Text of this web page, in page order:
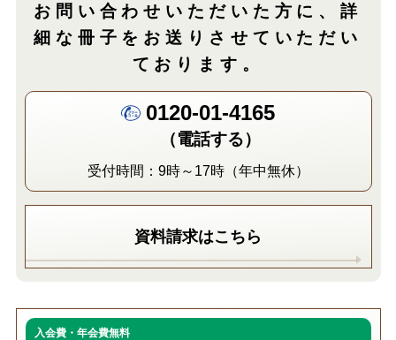
お問い合わせいただいた方に、 詳
細な冊子をお送りさせていただい
ております。
0120-01-4165
（電話する）
受付時間：9時～17時（年中無休）
資料請求はこちら
入会費・年会費無料